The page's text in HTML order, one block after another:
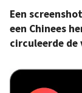
Een
een Chinees
circuleerde de